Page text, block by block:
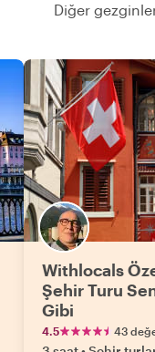
Diğer
Withlocals
Şehir Turu
Gibi
4.5 43